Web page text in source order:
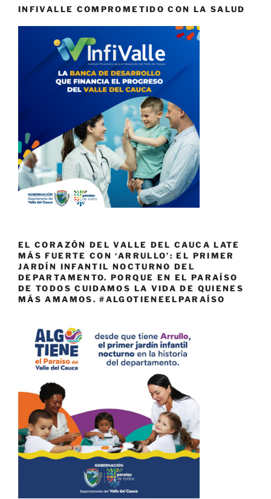
INFIVALLE COMPROMETIDO CON LA SALUD
EL CORAZÓN DEL VALLE DEL CAUCA LATE
MÁS FUERTE CON ‘ARRULLO’: EL PRIMER
JARDÍN INFANTIL NOCTURNO DEL
DEPARTAMENTO. PORQUE EN EL PARAÍSO
DE TODOS CUIDAMOS LA VIDA DE QUIENES
MÁS AMAMOS. #ALGOTIENEELPARAÍSO